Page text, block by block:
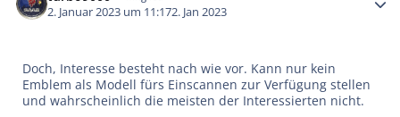
2. Januar 2023 um 11:172. Jan 2023
Doch, Interesse besteht nach wie vor. Kann nur kein
Emblem als Modell fürs Einscannen zur Verfügung stellen
und wahrscheinlich die meisten der Interessierten nicht.